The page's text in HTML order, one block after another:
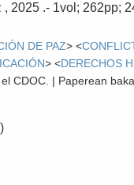
, 2025 .- 1vol; 262pp;
DE PAZ> <
> <DERECHOS
CDOC. | Paperean